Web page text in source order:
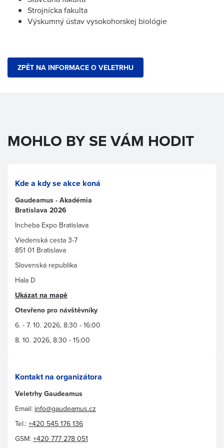
Strojnícka fakulta
Výskumný ústav vysokohorskej biológie
ZPĚT NA INFORMACE O VELETRHU
MOHLO BY SE VÁM HODIT
Kde a kdy se akce koná
Gaudeamus - Akadémia
Bratislava 2026
Incheba Expo Bratislava
Viedenská cesta 3-7
851 01 Bratislava
Slovenská republika
Hala D
Ukázat na mapě
Otevřeno pro návštěvníky
6. - 7. 10. 2026, 8:30 - 16:00
8. 10. 2026, 8:30 - 15:00
Kontakt na organizátora
Veletrhy Gaudeamus
Email: info@gaudeamus.cz
Tel.: +420 545 176 136
GSM: +420 777 278 051